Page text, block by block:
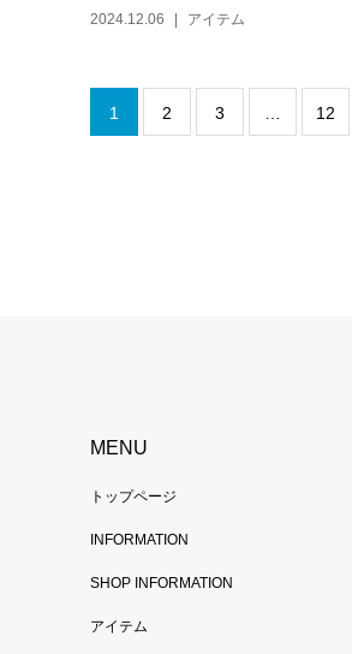
2024.12.06 アイテム
1 2 3 12
MENU
トップページ
INFORMATION
SHOP INFORMATION
アイテム